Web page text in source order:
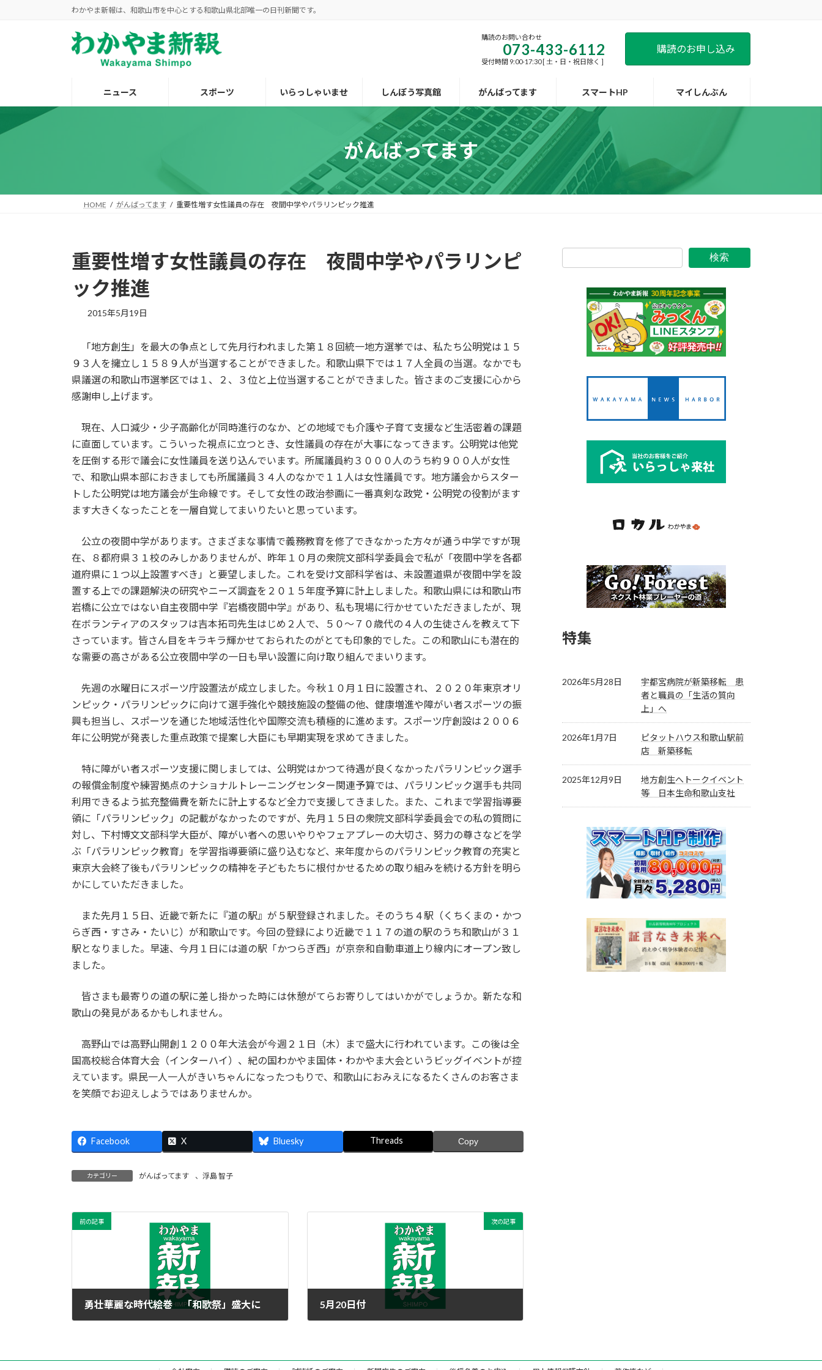
キ
に
わかやま新報は、和歌山市を中心とする和歌山県北部唯一の日刊新聞です。
購読のお問い合わせ
073-433-6112
受付時間 9:00-17:30 [ 土・日・祝日除く ]
購読のお申し込み
ニュース スポーツ いらっしゃいませ しんぽう写真館 がんばってます スマートHP マイしんぶん
がんばってます
HOME がんばってます 重要性増す女性議員の存在 夜間中学やパラリンピック推進
重要性増す女性議員の存在 夜間中学やパラリンピ
ック推進
2015年5月19日
「地方創生」を最大の争点として先月行われました第１８回統一地方選挙では、私たち公明党は１５
９３人を擁立し１５８９人が当選することができました。和歌山県下では１７人全員の当選。なかでも
県議選の和歌山市選挙区では１、２、３位と上位当選することができました。皆さまのご支援に心から
感謝申し上げます。
現在、人口減少・少子高齢化が同時進行のなか、どの地域でも介護や子育て支援など生活密着の課題
に直面しています。こういった視点に立つとき、女性議員の存在が大事になってきます。公明党は他党
を圧倒する形で議会に女性議員を送り込んでいます。所属議員約３０００人のうち約９００人が女性
で、和歌山県本部におきましても所属議員３４人のなかで１１人は女性議員です。地方議会からスター
トした公明党は地方議会が生命線です。そして女性の政治参画に一番真剣な政党・公明党の役割がます
ます大きくなったことを一層自覚してまいりたいと思っています。
公立の夜間中学があります。さまざまな事情で義務教育を修了できなかった方々が通う中学ですが現
在、８都府県３１校のみしかありませんが、昨年１０月の衆院文部科学委員会で私が「夜間中学を各都
道府県に１つ以上設置すべき」と要望しました。これを受け文部科学省は、未設置道県が夜間中学を設
置する上での課題解決の研究やニーズ調査を２０１５年度予算に計上しました。和歌山県には和歌山市
岩橋に公立ではない自主夜間中学『岩橋夜間中学』があり、私も現場に行かせていただきましたが、現
在ボランティアのスタッフは吉本拓司先生はじめ２人で、５０～７０歳代の４人の生徒さんを教えて下
さっています。皆さん目をキラキラ輝かせておられたのがとても印象的でした。この和歌山にも潜在的
な需要の高さがある公立夜間中学の一日も早い設置に向け取り組んでまいります。
先週の水曜日にスポーツ庁設置法が成立しました。今秋１０月１日に設置され、２０２０年東京オリ
ンピック・パラリンピックに向けて選手強化や競技施設の整備の他、健康増進や障がい者スポーツの振
興も担当し、スポーツを通じた地域活性化や国際交流も積極的に進めます。スポーツ庁創設は２００６
年に公明党が発表した重点政策で提案し大臣にも早期実現を求めてきました。
特に障がい者スポーツ支援に関しましては、公明党はかつて待遇が良くなかったパラリンピック選手
の報償金制度や練習拠点のナショナルトレーニングセンター関連予算では、パラリンピック選手も共同
利用できるよう拡充整備費を新たに計上するなど全力で支援してきました。また、これまで学習指導要
領に「パラリンピック」の記載がなかったのですが、先月１５日の衆院文部科学委員会での私の質問に
対し、下村博文文部科学大臣が、障がい者への思いやりやフェアプレーの大切さ、努力の尊さなどを学
ぶ「パラリンピック教育」を学習指導要領に盛り込むなど、来年度からのパラリンピック教育の充実と
東京大会終了後もパラリンピックの精神を子どもたちに根付かせるための取り組みを続ける方針を明ら
かにしていただきました。
また先月１５日、近畿で新たに『道の駅』が５駅登録されました。そのうち４駅（くちくまの・かつ
らぎ西・すさみ・たいじ）が和歌山です。今回の登録により近畿で１１７の道の駅のうち和歌山が３１
駅となりました。早速、今月１日には道の駅「かつらぎ西」が京奈和自動車道上り線内にオープン致し
ました。
皆さまも最寄りの道の駅に差し掛かった時には休憩がてらお寄りしてはいかがでしょうか。新たな和
歌山の発見があるかもしれません。
高野山では高野山開創１２００年大法会が今週２１日（木）まで盛大に行われています。この後は全
国高校総合体育大会（インターハイ）、紀の国わかやま国体・わかやま大会というビッグイベントが控
えています。県民一人一人がきいちゃんになったつもりで、和歌山におみえになるたくさんのお客さま
を笑顔でお迎えしようではありませんか。
Facebook X Bluesky Threads Copy
カテゴリー がんばってます 、 浮島 智子
前の記事
勇壮華麗な時代絵巻 「和歌祭」盛大に
次の記事
5月20日付
検索
特集
2026年5月28日
宇都宮病院が新築移転 患
者と職員の「生活の質向
上」へ
2026年1月7日
ピタットハウス和歌山駅前
店 新築移転
2025年12月9日
地方創生へトークイベント
等 日本生命和歌山支社